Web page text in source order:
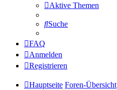
Aktive Themen
Suche
FAQ
Anmelden
Registrieren
Hauptseite Foren-Übersicht